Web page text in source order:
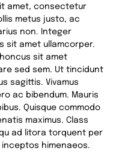
amet, consectetur
metus justo, ac
non. Integer
sit amet ullamcorper.
sit amet
sed sem. Ut tincidunt
sagittis. Vivamus
ac bibendum. Mauris
Quisque commodo
maximus. Class
ad litora torquent per
himenaeos.